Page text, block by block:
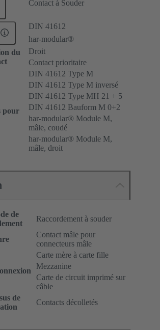
Contact à Souder
DIN 41612
har-modular®
du
Droit
Contact prioritaire
pour
DIN 41612 Type M
DIN 41612 Type M inversé
DIN 41612 Type MH 21 + 5
DIN 41612 Bauform M 0+2
har-modular® Module M,
mâle, coudé
har-modular® Module M,
mâle, droit
de
Raccordement à souder
Contact mâle pour
connecteurs mâle
Carte mère à carte fille
Mezzanine
Carte de circuit imprimé sur
câble
de
Contacts décolletés